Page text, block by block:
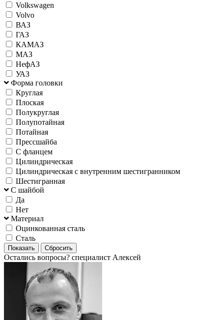
Volkswagen
Volvo
ВАЗ
ГАЗ
КАМАЗ
МАЗ
НефАЗ
УАЗ
Форма головки
Круглая
Плоская
Полукруглая
Полупотайная
Потайная
Прессшайба
С фланцем
Цилиндрическая
Цилиндрическая с внутренним шестигранником
Шестигранная
С шайбой
Да
Нет
Материал
Оцинкованная сталь
Сталь
Остались вопросы? специалист Алексей